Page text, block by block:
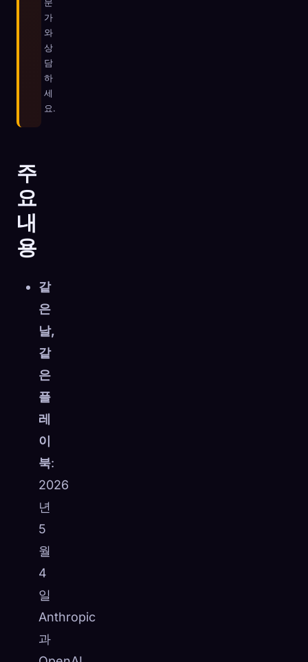
문
가
와
상
담
하
세
요.
주
요
내
용
같
은
날,
같
은
플
레
이
북:
2026
년
5
월
4
일
Anthropic
과